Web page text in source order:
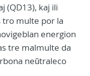
(QD13), kaj ili
tro multe por la
energion
tre malmulte da
neŭtraleco